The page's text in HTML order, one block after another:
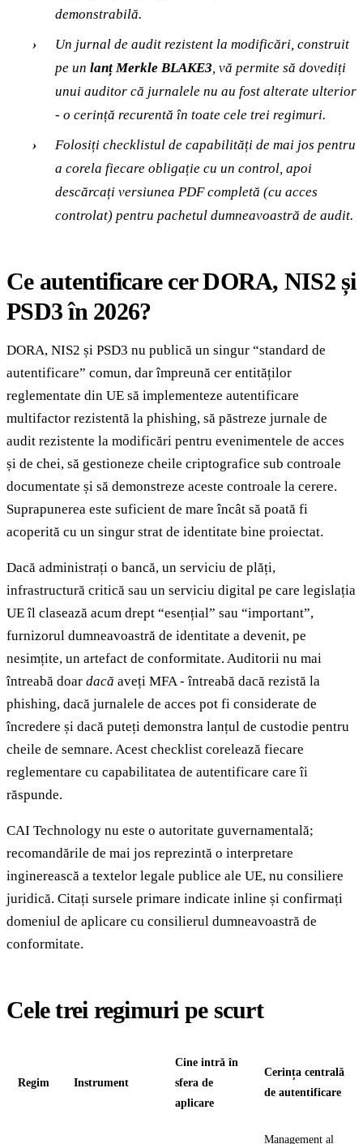
demonstrabilă.
Un jurnal de audit rezistent la modificări, construit
pe un lanț Merkle BLAKE3, vă permite să dovediți
unui auditor că jurnalele nu au fost alterate ulterior
- o cerință recurentă în toate cele trei regimuri.
Folosiți checklistul de capabilități de mai jos pentru
a corela fiecare obligație cu un control, apoi
descărcați versiunea PDF completă (cu acces
controlat) pentru pachetul dumneavoastră de audit.
Ce autentificare cer DORA, NIS2 și
PSD3 în 2026?
DORA, NIS2 și PSD3 nu publică un singur “standard de
autentificare” comun, dar împreună cer entităților
reglementate din UE să implementeze autentificare
multifactor rezistentă la phishing, să păstreze jurnale de
audit rezistente la modificări pentru evenimentele de acces
și de chei, să gestioneze cheile criptografice sub controale
documentate și să demonstreze aceste controale la cerere.
Suprapunerea este suficient de mare încât să poată fi
acoperită cu un singur strat de identitate bine proiectat.
Dacă administrați o bancă, un serviciu de plăți,
infrastructură critică sau un serviciu digital pe care legislația
UE îl clasează acum drept “esențial” sau “important”,
furnizorul dumneavoastră de identitate a devenit, pe
nesimțite, un artefact de conformitate. Auditorii nu mai
întreabă doar dacă aveți MFA - întreabă dacă rezistă la
phishing, dacă jurnalele de acces pot fi considerate de
încredere și dacă puteți demonstra lanțul de custodie pentru
cheile de semnare. Acest checklist corelează fiecare
reglementare cu capabilitatea de autentificare care îi
răspunde.
CAI Technology nu este o autoritate guvernamentală;
recomandările de mai jos reprezintă o interpretare
inginerească a textelor legale publice ale UE, nu consiliere
juridică. Citați sursele primare indicate inline și confirmați
domeniul de aplicare cu consilierul dumneavoastră de
conformitate.
Cele trei regimuri pe scurt
Regim Instrument
Cine intră în
sfera de
aplicare
Cerința centrală
de autentificare
Management al